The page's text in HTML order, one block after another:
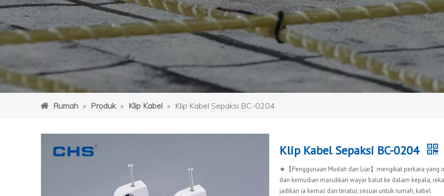
Rumah » Produk » Klip Kabel » Klip Kabel Sepaksi BC-0204
Klip Kabel Sepaksi BC-0204
★【Penggunaan Mudah dan Liar】mengikat perkara yang
dan kemudian masukkan wayar balut ke dalam kepala,
jadikan ia kemas dan teratur, sesuai untuk rumah, kabel